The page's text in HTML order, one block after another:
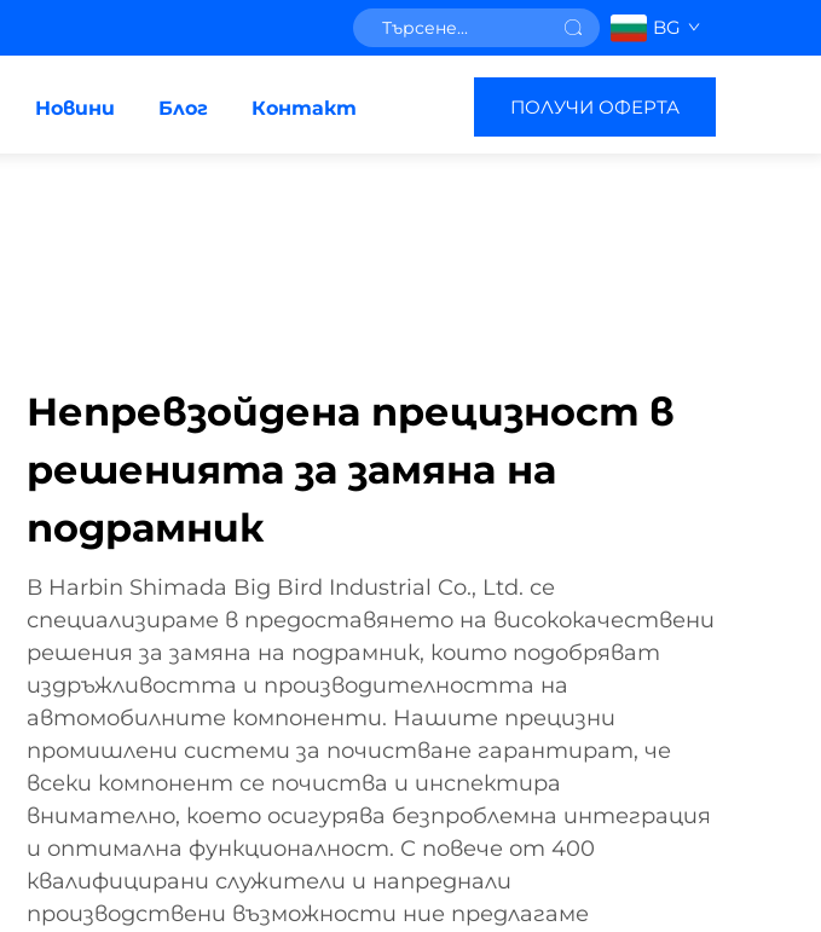
BG
Новини Блог Контакт ПОЛУЧИ ОФЕРТА
Непревзойдена прецизност в
решенията за замяна на
подрамник
В Harbin Shimada Big Bird Industrial Co., Ltd. се
специализираме в предоставянето на висококачествени
решения за замяна на подрамник, които подобряват
издръжливостта и производителността на
автомобилните компоненти. Нашите прецизни
промишлени системи за почистване гарантират, че
всеки компонент се почиства и инспектира
внимателно, което осигурява безпроблемна интеграция
и оптимална функционалност. С повече от 400
квалифицирани служители и напреднали
производствени възможности ние предлагаме